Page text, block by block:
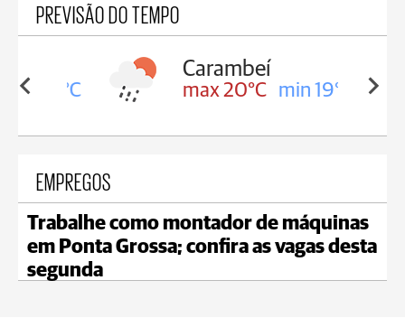
PREVISÃO DO TEMPO
19°C
Carambeí
max 20°C min 19°C
EMPREGOS
Trabalhe como montador de máquinas
em Ponta Grossa; confira as vagas desta
segunda